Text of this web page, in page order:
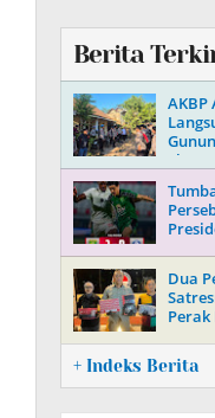
Berita
Ekstrem
Dua
Perak
Sabu-
+ Indeks Berita